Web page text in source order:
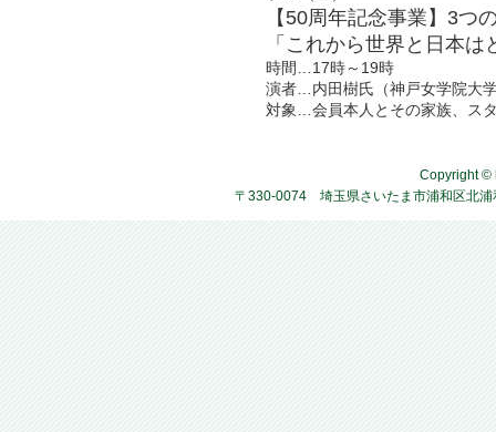
【50周年記念事業】3つ
「これから世界と日本
時間…17時～19時
演者…内田樹氏（神戸女学院大
対象…会員本人とその家族、ス
Copyright ©
〒330-0074 埼玉県さいたま市浦和区北